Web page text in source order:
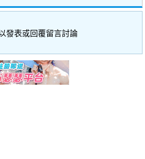
發表或回覆留言討論